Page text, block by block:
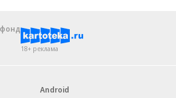
18+ реклама
Android